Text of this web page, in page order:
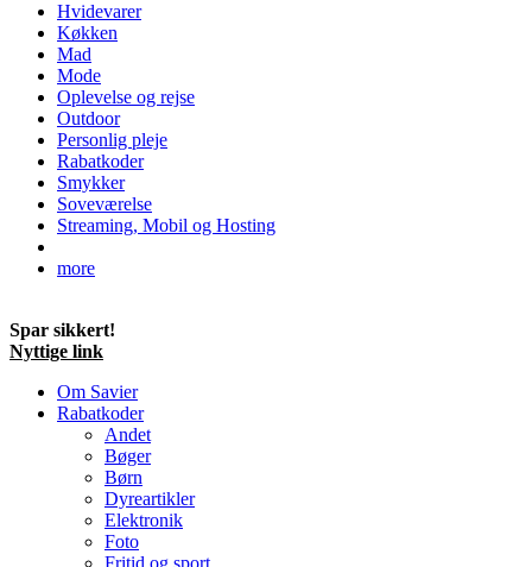
Hvidevarer
Køkken
Mad
Mode
Oplevelse og rejse
Outdoor
Personlig pleje
Rabatkoder
Smykker
Soveværelse
Streaming, Mobil og Hosting
more
Spar sikkert!
Nyttige link
Om Savier
Rabatkoder
Andet
Bøger
Børn
Dyreartikler
Elektronik
Foto